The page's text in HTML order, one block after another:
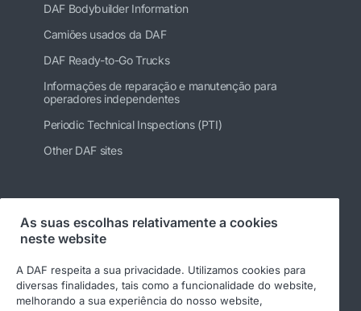
DAF Bodybuilder Information
Camiões usados da DAF
DAF Ready-to-Go Trucks
Informações de reparação e manutenção para
operadores independentes
Periodic Technical Inspections (PTI)
Other DAF sites
Siga-nos
As suas escolhas relativamente a cookies
neste website
A DAF respeita a sua privacidade. Utilizamos cookies para
diversas finalidades, tais como a funcionalidade do website,
melhorando a sua experiência do nosso website,